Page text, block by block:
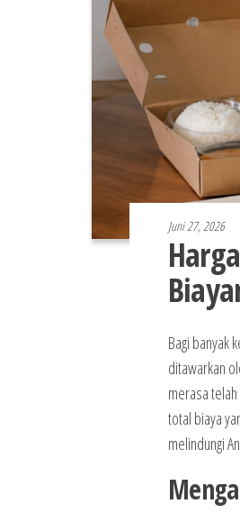
Juni 27, 2026
Bagi banyak
ditawarkan
merasa
total biaya
melindungi